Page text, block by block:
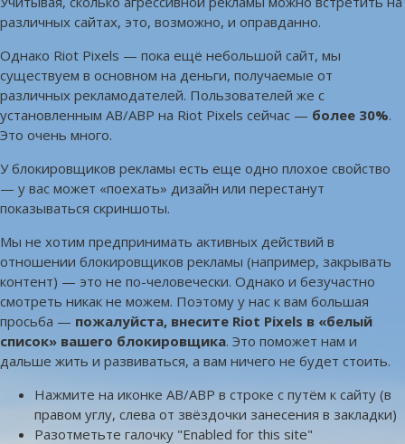
различных сайтах, это, возможно, и оправданно.
Однако Riot Pixels — пока ещё небольшой сайт, мы
существуем в основном на деньги, получаемые от
различных рекламодателей. Пользователей же с
установленным AB/ABP на Riot Pixels сейчас — более 30%.
Это очень много.
У блокировщиков рекламы есть еще одно плохое свойство
— у вас может «поехать» дизайн или перестанут
показываться скриншоты.
Мы не хотим предпринимать активных действий в
отношении блокировщиков рекламы (например, закрывать
контент) — это не по-человечески. Однако и безучастно
смотреть никак не можем. Поэтому у нас к вам большая
просьба — пожалуйста, внесите Riot Pixels в «белый
список» вашего блокировщика. Это поможет нам и
дальше жить и развиваться, а вам ничего не будет стоить.
Нажмите на иконке AB/ABP в строке с путём к сайту (в
правом углу, слева от звёздочки занесения в закладки)
Разотметьте галочку "Enabled for this site"